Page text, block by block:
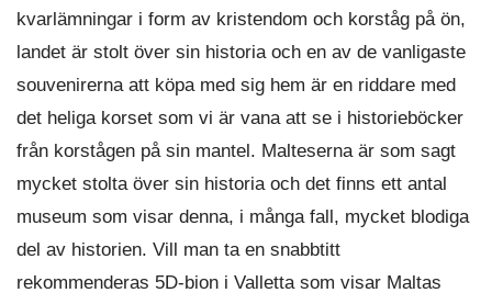
kvarlämningar i form av kristendom och korståg på ön,
landet är stolt över sin historia och en av de vanligaste
souvenirerna att köpa med sig hem är en riddare med
det heliga korset som vi är vana att se i historieböcker
från korstågen på sin mantel. Malteserna är som sagt
mycket stolta över sin historia och det finns ett antal
museum som visar denna, i många fall, mycket blodiga
del av historien. Vill man ta en snabbtitt
rekommenderas 5D-bion i Valletta som visar Maltas